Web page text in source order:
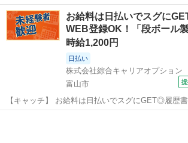
OK！「電子機器の取付」高時給1300円！高岡周辺
タッフが多数活躍中★ 【コメント】 製造のお仕事をお探しの方必見！
「経験ないけど大...
富山 高岡市 工場
お給料は日払いでスグに
WEB登録OK！「段ボール
時給1,200円
日払い
株式会社綜合キャリアオプション
富山市
【キャッチ】 お給料は日払いでスグにGET◎履歴
OK！「段ボール製造機OP/検品/営業」高時給1200